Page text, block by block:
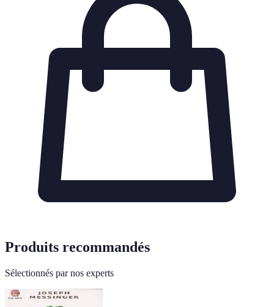
Produits recommandés
Sélectionnés par nos experts